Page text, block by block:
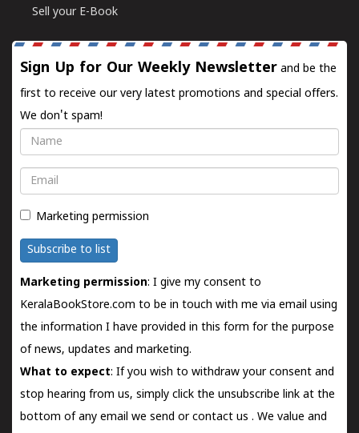
Sell your E-Book
Sign Up for Our Weekly Newsletter and be the
first to receive our very latest promotions and special offers.
We don't spam!
Name
Email
Marketing permission
Subscribe to list
Marketing permission: I give my consent to
KeralaBookStore.com to be in touch with me via email using
the information I have provided in this form for the purpose
of news, updates and marketing.
What to expect: If you wish to withdraw your consent and
stop hearing from us, simply click the unsubscribe link at the
bottom of any email we send orcontact us . We value and